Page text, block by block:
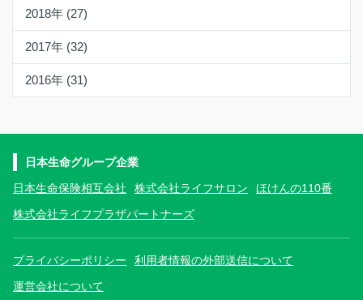
2018年 (27)
2017年 (32)
2016年 (31)
日本生命グループ企業
日本生命保険相互会社
株式会社ライフサロン
ほけんの110番
株式会社ライフプラザパートナーズ
プライバシーポリシー
利用者情報の外部送信について
運営会社について